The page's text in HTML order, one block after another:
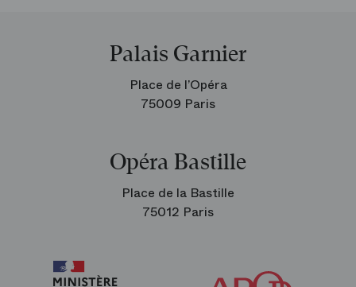
Palais Garnier
Place de l’Opéra
75009 Paris
Opéra Bastille
Place de la Bastille
75012 Paris